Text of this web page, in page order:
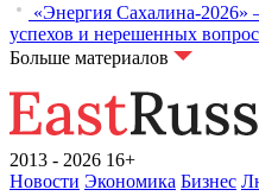
«Энергия Сахалина-
успехов и нерешенных
Больше материалов
2013 - 2026 16+
Новости Экономика Бизнес